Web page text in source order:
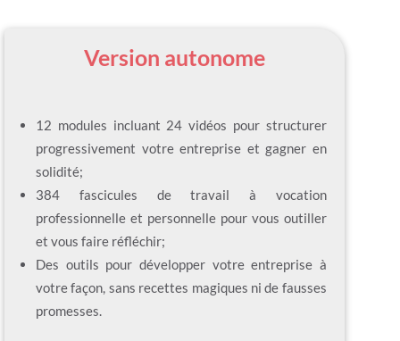
Version autonome
12 modules incluant 24 vidéos pour structurer
progressivement votre entreprise et gagner en
solidité;
384 fascicules de travail à vocation
professionnelle et personnelle pour vous outiller
et vous faire réfléchir;
Des outils pour développer votre entreprise à
votre façon, sans recettes magiques ni de fausses
promesses.